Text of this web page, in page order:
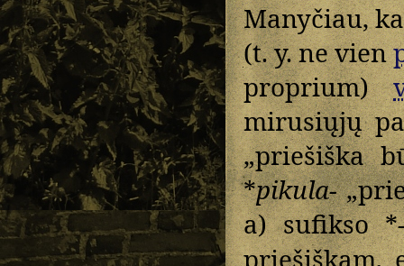
Manyčiau,
(t. y. ne vien
proprium)
mirusiųjų
„priešiška
*pikula-
a) sufikso *